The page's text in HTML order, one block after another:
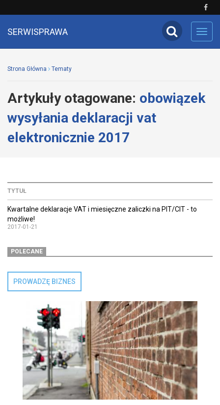
SERWISPRAWA
Strona Główna Tematy
Artykuły otagowane: obowiązek
wysyłania deklaracji vat
elektronicznie 2017
TYTUŁ
Kwartalne deklaracje VAT i miesięczne zaliczki na PIT/CIT - to
możliwe!
2017-01-21
POLECANE
PROWADZĘ BIZNES